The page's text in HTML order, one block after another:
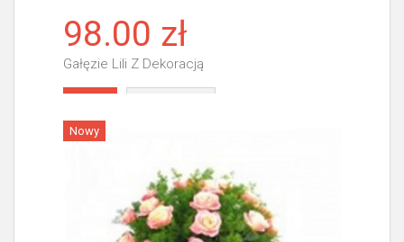
98.00 zł
Gałęzie Lili Z Dekoracją
Nowy